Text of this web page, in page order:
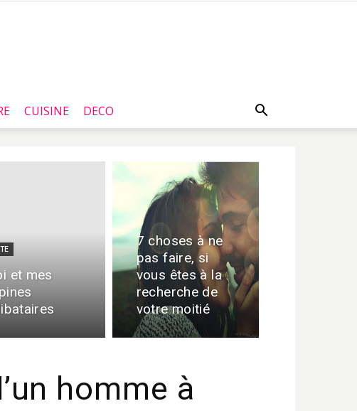
CUISINE DECO
et mes
7 choses à ne
pas faire, si
vous êtes à la
recherche de
votre moitié
homme à